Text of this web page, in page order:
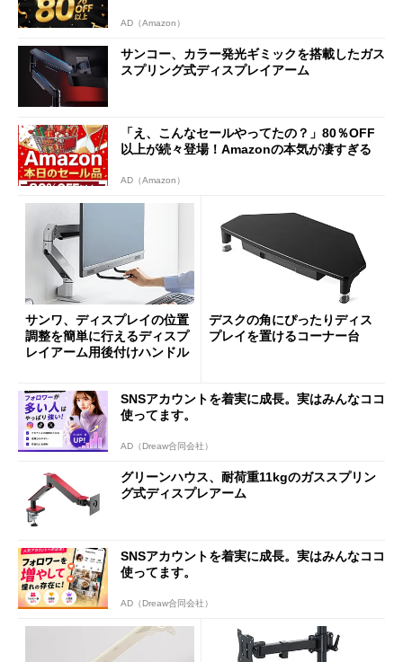
AD（Amazon）
サンコー、カラー発光ギミックを搭載したガス
スプリング式ディスプレイアーム
「え、こんなセールやってたの？」80％OFF
以上が続々登場！Amazonの本気が凄すぎる
AD（Amazon）
サンワ、ディスプレイの位置
調整を簡単に行えるディスプ
レイアーム用後付けハンドル
デスクの角にぴったりディス
プレイを置けるコーナー台
SNSアカウントを着実に成長。実はみんなココ
使ってます。
AD（Dreaw合同会社）
グリーンハウス、耐荷重11kgのガススプリン
グ式ディスプレアーム
SNSアカウントを着実に成長。実はみんなココ
使ってます。
AD（Dreaw合同会社）